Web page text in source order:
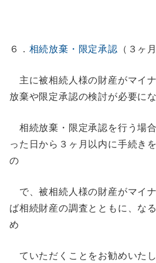
６． 相続放棄・限定承認 （３ヶ
主に被相続人様の財産がマイ
放棄や限定承認の検討が必要にな
相続放棄・限定承認を行う場
った日から３ヶ月以内に手続き
の
で、被相続人様の財産がマイ
ば相続財産の調査とともに、な
め
ていただくことをお勧めいたし